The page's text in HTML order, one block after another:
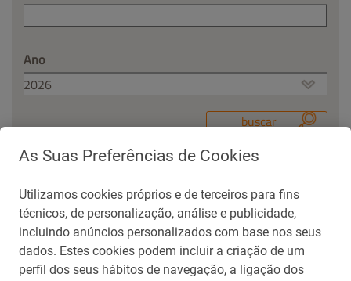
Ano
Contato para Imprensa
repsolsinopecbrasil@aliarp.com.br
(21) 99271-5488
As Suas Preferências de Cookies
Utilizamos cookies próprios e de terceiros para fins
técnicos, de personalização, análise e publicidade,
incluindo anúncios personalizados com base nos seus
dados. Estes cookies podem incluir a criação de um
perfil dos seus hábitos de navegação, a ligação dos